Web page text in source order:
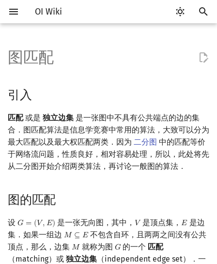
OI Wiki
入
以
始
搜
索
Getting Started
关于本项目
如何参与
OI Wiki 不是什么
格式手册
F.A.Q.
镜像站列表
致谢
比赛相关简介
赛事
题型
学习路线
学习资源
常见错误
常见技巧
出题
工具软件简介
代码编辑工具
VS Code
Atom
Eclipse
Dev-C++
CLion
评测工具 Cena
CCR Plus
Lemon
命令行
命令行编译与调试
WSL (Windows 10)
Special Judge
Testlib
Generator
Validator
Interactor
语言基础简介
C++ 基础
变量
运算
流程控制语句
文件操作
C++ 标准库 STL 算法
bitset
string
C++ 进阶
值类别
重载运算符
引用
Lambda 表达式
pb_ds
C++ 与其他常用语言的区别
Python 速成
Java 速成
Java 进阶
算法基础简介
复杂度
枚举
模拟
递归 & 分治
排序
冒泡排序
插入排序
计数排序
归并排序
堆排序
前缀和 & 差分
二分
搜索部分简介
DFS（搜索）
BFS（搜索）
双向搜索
启发式搜索
迭代加深搜索
IDA*
回溯法
动态规划部分简介
动态规划基础
记忆化搜索
背包 DP
区间 DP
树形 DP
状压 DP
数位 DP
斜率优化
四边形不等式优化
Slope Trick 优化
字符串部分简介
字符串基础
标准库
字符串匹配
字符串哈希
前缀函数与 KMP 算法
Boyer–Moore 算法
Z 函数（扩展 KMP）
数学部分简介
布尔代数
数字系统 平衡三进制
格雷码
位操作
二进制集合操作
快速幂
置换和排列
弧度制与坐标系
素数
最大公约数
欧拉函数
裴蜀定理 & 一次不定方程
费马小定理 & 欧拉定理
快速傅里叶变换
快速数论变换
快速沃尔什变换
多项式多点求值|快速插值
多项式初等函数
容斥原理
斐波那契数列
错位排列
贝尔数
伯努利数
内积和外积
矩阵
初等变换
线性基
线性映射
环论
域论
Schreier–Sims 算法
随机变量
随机变量的数字特征
概率不等式
零和游戏
非公平组合游戏
高斯消元
牛顿迭代法
数据结构部分简介
栈
队列
链表
哈希表
堆
配对堆
左偏树
块状数据结构
块状链表
树分块
Sqrt Tree
单调栈
李超线段树
猫树
区间最值操作 & 区间历史
值
Splay 树
WBLT
替罪羊树
AVL 树
红黑树
可持久化块状数组
可持久化平衡树
可持久化字典树
线段树套平衡树
树状数组套权值线段树
分块套树状数组
Euler Tour Tree
Top Tree
树基础
树的直径
树的中心
树的重心
最近公共祖先
树上启发式合并
虚树
树分治
最短路
差分约束
k 短路
同余最短路
最小生成树
最小树形图
最小直径生成树
强连通分量
双连通分量
割点和桥
圆方树
点/边连通度
网络流简介
最大流
最小割
费用流
上下界网络流
引入
图的匹配
增广路
定义
Berge 引理
完美匹配的存在性
Hall 定理
Tutte 定理
计算几何部分简介
二维计算几何基础
三维计算几何基础
距离
Pick 定理
凸包
扫描线
旋转卡壳
杂项简介
离散化
双指针
离线算法
整体二分
莫队算法
分数规划
爬山算法
模拟退火
悬线法
有限状态自动机
计算理论基础
RMQ
并查集应用
括号序列
线段树与离线询问
图匹配
引入
匹配或是 独立边集 是一张图中不具有公共端点的边的集
合．图匹配算法是信息学竞赛中常用的算法，大致可以分为
最大匹配以及最大权匹配两类．因为 二分图 中的匹配等价
于网络流问题，性质良好，相对容易处理，所以，此处将先
从二分图开始介绍两类算法，再讨论一般图的算法．
图的匹配
设 𝐺 = (𝑉,𝐸)
G= (V E) 是一张无向图，其中， 𝑉
V 是顶点集，𝐸
E是边
集．如果一组边 𝑀 ⊆ 𝐸
M⊆E
不包含自环，且两两之间没有公共
顶点，那么，边集 𝑀
M 就称为图 𝐺
G 的一个 匹配
（matching）或 独立边集 （independent edge set）．一